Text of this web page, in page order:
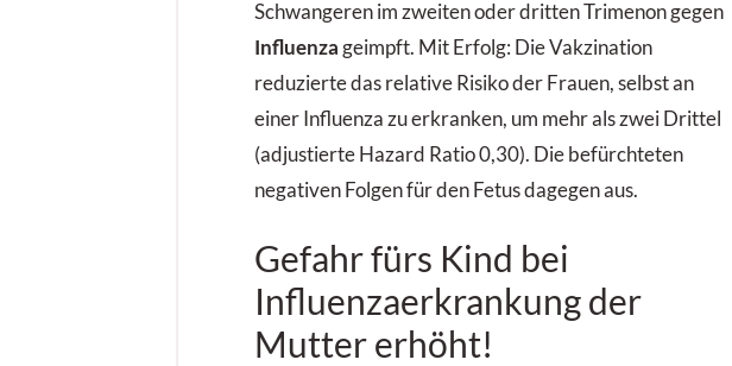
Schwangeren im zweiten oder dritten Trimenon gegen
Influenza geimpft. Mit Erfolg: Die Vakzination
reduzierte das relative Risiko der Frauen, selbst an
einer Influenza zu erkranken, um mehr als zwei Drittel
(adjustierte Hazard Ratio 0,30). Die befürchteten
negativen Folgen für den Fetus dagegen aus.
Gefahr fürs Kind bei
Influenzaerkrankung der
Mutter erhöht!